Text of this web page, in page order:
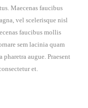
Maecenas faucibus
vel scelerisque nisl
faucibus mollis
sem lacinia quam
augue. Praesent
et.